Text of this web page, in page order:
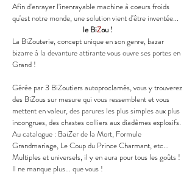
Afin d'enrayer l'inenrayable machine à coeurs froids
qu'est notre monde, une solution vient d'être inventée...
le BiZou !
La BiZouterie, concept unique en son genre, bazar
bizarre à la devanture attirante vous ouvre ses portes en
Grand !
Gérée par 3 BiZoutiers autoproclamés, vous y trouverez
des BiZous sur mesure qui vous ressemblent et vous
mettent en valeur, des parures les plus simples aux plus
incongrues, des chastes colliers aux diadèmes explosifs.
Au catalogue : BaiZer de la Mort, Formule
Grandmariage, Le Coup du Prince Charmant, etc...
Multiples et universels, il y en aura pour tous les goûts !
Il ne manque plus... que vous !